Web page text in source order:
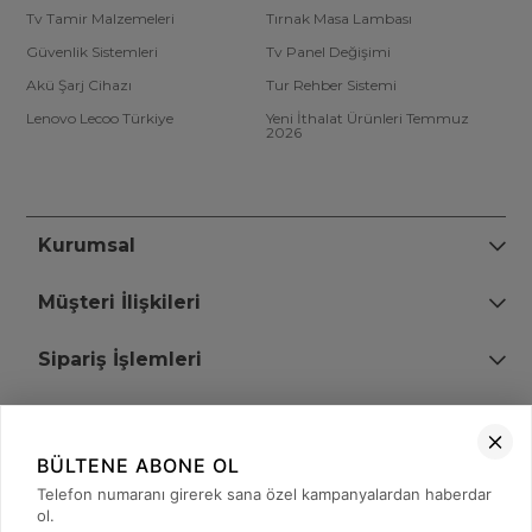
Tv Tamir Malzemeleri
Tırnak Masa Lambası
Güvenlik Sistemleri
Tv Panel Değişimi
Akü Şarj Cihazı
Tur Rehber Sistemi
Lenovo Lecoo Türkiye
Yeni İthalat Ürünleri Temmuz
2026
Kurumsal
Müşteri İlişkileri
Sipariş İşlemleri
+90 (850) 473 08 08
BÜLTENE ABONE OL
Telefon numaranı girerek sana özel kampanyalardan haberdar
ol.